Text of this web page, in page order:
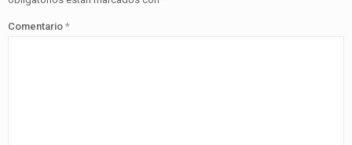
Comentario *